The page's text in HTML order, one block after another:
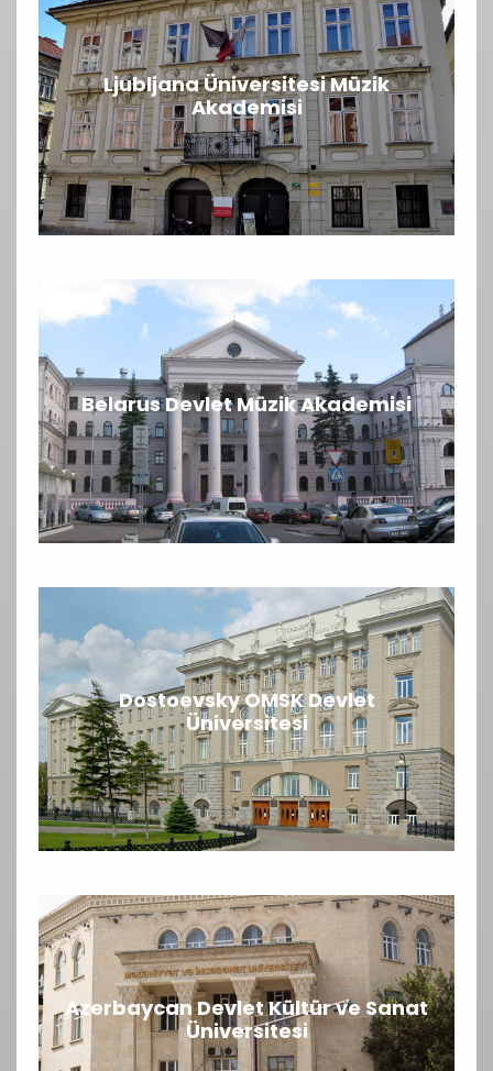
Ljubljana Üniversitesi Müzik
Akademisi
Belarus Devlet Müzik Akademisi
Dostoevsky OMSK Devlet
Üniversitesi
Azerbaycan Devlet Kültür ve Sanat
Üniversitesi